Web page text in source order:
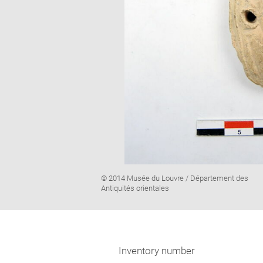
Image
caption:
© 2014 Musée du Louvre / Département des
Antiquités orientales
Inventory number